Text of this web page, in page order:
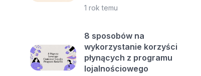
1 rok temu
8 sposobów na
wykorzystanie korzyści
płynących z programu
lojalnościowego